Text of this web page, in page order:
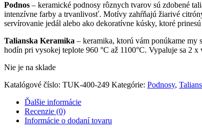
Podnos – keramické podnosy rôznych tvarov sú zdobené
intenzívne farby a trvanlivosť. Motívy zahŕňajú žiarivé
servírovanie jedál alebo ako dekoratívne kúsky, ktoré
Talianska Keramika – keramika, ktorú vám ponúkame my
hodín pri vysokej teplote 960 °C až 1100°C. Vypaluje sa 2
Nie je na sklade
Katalógové číslo: TUK-400-249 Kategórie: Podnosy,
Ďalšie informácie
Recenzie (0)
Informácie o dodaní tovaru